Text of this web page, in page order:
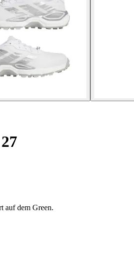
auf dem Green.